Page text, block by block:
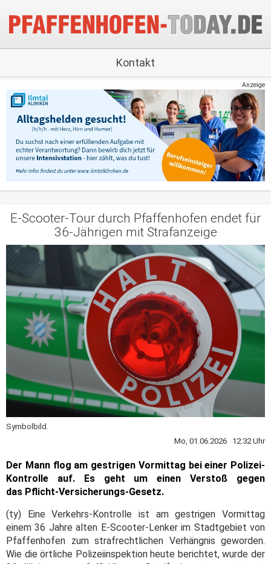
Kontakt
Anzeige
E-Scooter-Tour durch Pfaffenhofen endet für
36-Jährigen mit Strafanzeige
Symbolbild.
Mo, 01.06.2026 12:32 Uhr
Der Mann flog am gestrigen Vormittag bei einer Polizei-
Kontrolle auf. Es geht um einen Verstoß gegen
das Pflicht-Versicherungs-Gesetz.
(ty) Eine Verkehrs-Kontrolle ist am gestrigen Vormittag
einem 36 Jahre alten E-Scooter-Lenker im Stadtgebiet von
Pfaffenhofen zum strafrechtlichen Verhängnis geworden.
Wie die örtliche Polizeiinspektion heute berichtet, wurde der